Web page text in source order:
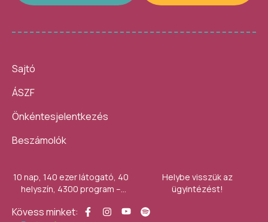
Sajtó
ÁSZF
Önkéntesjelentkezés
Beszámolók
10 nap, 140 ezer látogató, 40
helyszín, 4300 program –
Művészetek Völgye
Helybe visszük az
ügyintézést!
Kövess minket: